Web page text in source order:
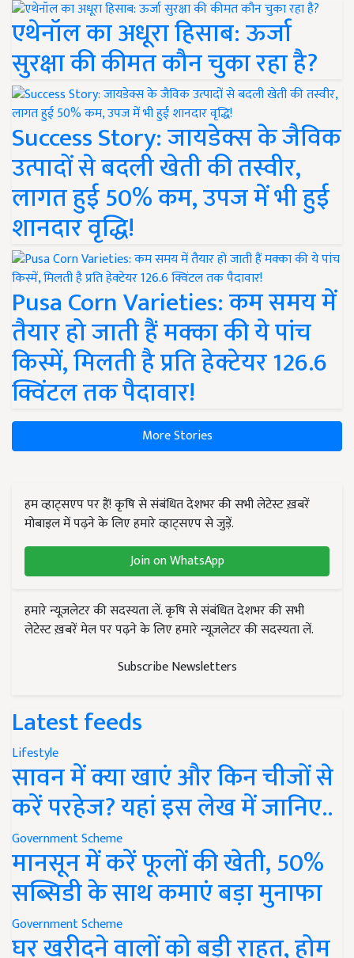
एथेनॉल का अधूरा हिसाब: ऊर्जा
सुरक्षा की कीमत कौन चुका रहा है?
Success Story: जायडेक्स के जैविक
उत्पादों से बदली खेती की तस्वीर,
लागत हुई 50% कम, उपज में भी हुई
शानदार वृद्धि!
Pusa Corn Varieties: कम समय में
तैयार हो जाती हैं मक्का की ये पांच
किस्में, मिलती है प्रति हेक्टेयर 126.6
क्विंटल तक पैदावार!
More Stories
हम व्हाट्सएप पर हैं! कृषि से संबंधित देशभर की सभी लेटेस्ट ख़बरें
मोबाइल में पढ़ने के लिए हमारे व्हाट्सएप से जुड़ें.
Join on WhatsApp
हमारे न्यूज़लेटर की सदस्यता लें. कृषि से संबंधित देशभर की सभी
लेटेस्ट ख़बरें मेल पर पढ़ने के लिए हमारे न्यूज़लेटर की सदस्यता लें.
Subscribe Newsletters
Latest feeds
Lifestyle
सावन में क्या खाएं और किन चीजों से
करें परहेज? यहां इस लेख में जानिए..
Government Scheme
मानसून में करें फूलों की खेती, 50%
सब्सिडी के साथ कमाएं बड़ा मुनाफा
Government Scheme
घर खरीदने वालों को बड़ी राहत, होम